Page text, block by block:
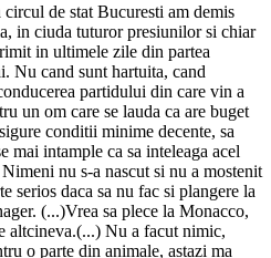
de stat Bucuresti am demis
in ciuda tuturor presiunilor si chiar
in ultimele zile din partea
Nu cand sunt hartuita, cand
partidului din care vin a
un om care se lauda ca are buget
conditii minime decente, sa
mai intample ca sa inteleaga acel
nu s-a nascut si nu a mostenit
serios daca sa nu fac si plangere la
(...)Vrea sa plece la Monacco,
altcineva.(...) Nu a facut nimic,
o parte din animale, astazi ma